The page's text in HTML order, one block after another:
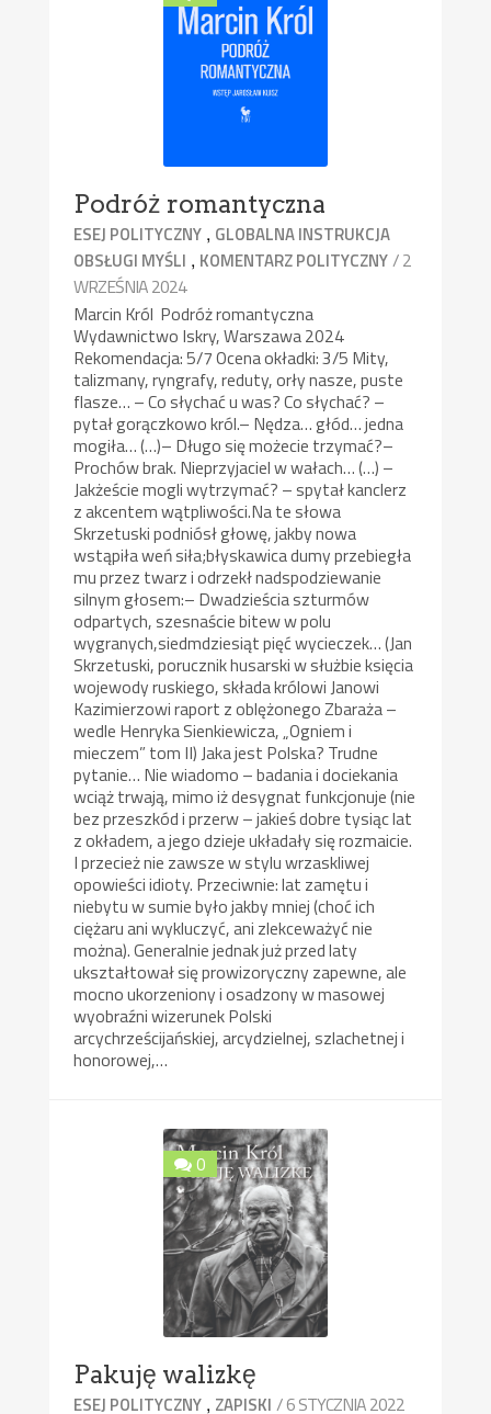
Podróż romantyczna
ESEJ POLITYCZNY , GLOBALNA INSTRUKCJA
OBSŁUGI MYŚLI , KOMENTARZ POLITYCZNY/ 2
WRZEŚNIA 2024
Marcin Król Podróż romantyczna
Wydawnictwo Iskry, Warszawa 2024
Rekomendacja: 5/7 Ocena okładki: 3/5 Mity,
talizmany, ryngrafy, reduty, orły nasze, puste
flasze… – Co słychać u was? Co słychać? –
pytał gorączkowo król.– Nędza… głód… jedna
mogiła… (…)– Długo się możecie trzymać?–
Prochów brak. Nieprzyjaciel w wałach… (…) –
Jakżeście mogli wytrzymać? – spytał kanclerz
z akcentem wątpliwości.Na te słowa
Skrzetuski podniósł głowę, jakby nowa
wstąpiła weń siła;błyskawica dumy przebiegła
mu przez twarz i odrzekł nadspodziewanie
silnym głosem:– Dwadzieścia szturmów
odpartych, szesnaście bitew w polu
wygranych,siedmdziesiąt pięć wycieczek… (Jan
Skrzetuski, porucznik husarski w służbie księcia
wojewody ruskiego, składa królowi Janowi
Kazimierzowi raport z oblężonego Zbaraża –
wedle Henryka Sienkiewicza, „Ogniem i
mieczem” tom II) Jaka jest Polska? Trudne
pytanie… Nie wiadomo – badania i dociekania
wciąż trwają, mimo iż desygnat funkcjonuje (nie
bez przeszkód i przerw – jakieś dobre tysiąc lat
z okładem, a jego dzieje układały się rozmaicie.
I przecież nie zawsze w stylu wrzaskliwej
opowieści idioty. Przeciwnie: lat zamętu i
niebytu w sumie było jakby mniej (choć ich
ciężaru ani wykluczyć, ani zlekceważyć nie
można). Generalnie jednak już przed laty
ukształtował się prowizoryczny zapewne, ale
mocno ukorzeniony i osadzony w masowej
wyobraźni wizerunek Polski
arcychrześcijańskiej, arcydzielnej, szlachetnej i
honorowej,…
0
Pakuję walizkę
ESEJ POLITYCZNY , ZAPISKI / 6 STYCZNIA 2022